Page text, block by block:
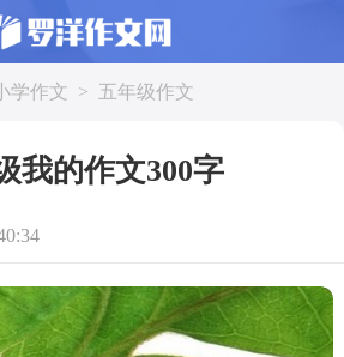
学作文 > 五年级作文
我的作文300字